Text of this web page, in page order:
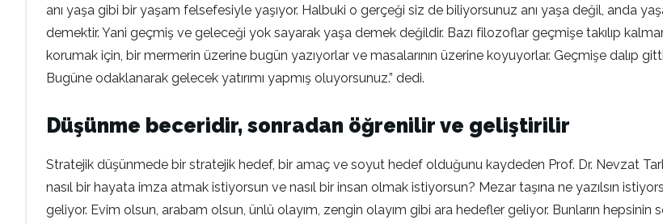
anı yaşa gibi bir yaşam felsefesiyle yaşıyor. Halbuki o gerçeği siz de biliyorsunuz anı yaşa değil, anda
demektir. Yani geçmiş ve geleceği yok sayarak yaşa demek değildir. Bazı filozoflar geçmişe takılıp
korumak için, bir mermerin üzerine bugün yazıyorlar ve masalarının üzerine koyuyorlar. Geçmişe dalıp
Bugüne odaklanarak gelecek yatırımı yapmış oluyorsunuz.” dedi.
Düşünme beceridir, sonradan öğrenilir ve geliştirilir
Stratejik düşünmede bir stratejik hedef, bir amaç ve soyut hedef olduğunu kaydeden Prof. Dr. Nevzat
nasıl bir hayata imza atmak istiyorsun ve nasıl bir insan olmak istiyorsun? Mezar taşına ne yazılsın
geliyor. Evim olsun, arabam olsun, ünlü olayım, zengin olayım gibi ara hedefler geliyor. Bunların